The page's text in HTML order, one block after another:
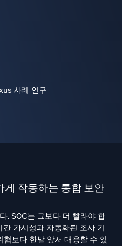
사례 연구
게 작동하는 통합 보안
. SOC는 그보다 더 빨라야 합
가시성과 자동화된 조사 기
협보다 한발 앞서 대응할 수 있